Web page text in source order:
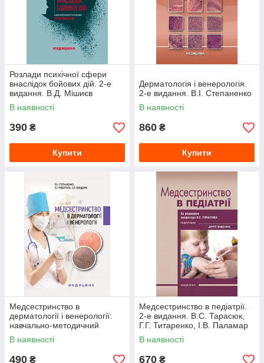
Розлади психічної сфери
внаслідок бойових дій. 2-е
видання. В.Д. Мішиєв
В наявності
390 ₴
Купити
Дерматологія і венерологія.
2-е видання. В.І. Степаненко
В наявності
860 ₴
Купити
Медсестринство в
дерматології і венерології:
навчально-методичний
посібник (І—ІІІ р. а.). В.І.
Степаненко
В наявності
490 ₴
Медсестринство в педіатрії.
2-е видання. В.С. Тарасюк,
Г.Г. Титаренко, І.В. Паламар
та ін.
В наявності
670 ₴